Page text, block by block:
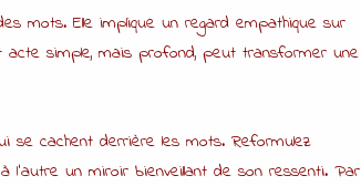
mots. Elle implique un regard empathique sur
acte simple, mais profond, peut transformer une
se cachent derrière les mots. Reformulez
un miroir bienveillant de son ressenti. Par